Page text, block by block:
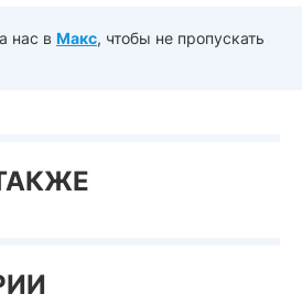
нас в Макс, чтобы не пропускать